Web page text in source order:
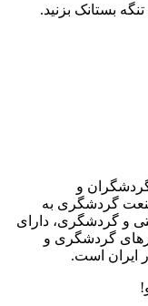
بستانک بزنید.
و
گردشگری به
و گردشگری، دارای
گردشگری و
ایران است.